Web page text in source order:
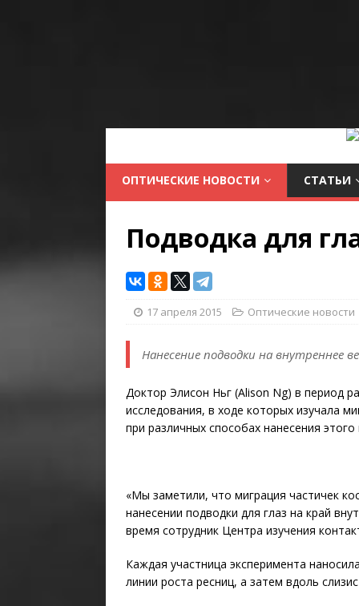
ОПТИЧЕСКИЕ НОВОСТИ СТАТЬИ
Подводка для
17 апреля 2015 Оптические новости
Нанесение подводки на внутреннее
Доктор Элисон Ньг (Alison Ng) в период
исследования, в ходе которых изучала
при различных способах нанесения
«Мы заметили, что миграция частичек
нанесении подводки для глаз на край
время сотрудник Центра изучения
Каждая участница эксперимента
линии роста ресниц, а затем вдоль